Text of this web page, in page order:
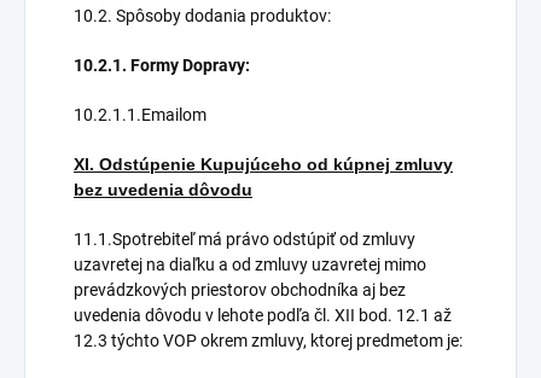
10.2. Spôsoby dodania produktov:
10.2.1. Formy Dopravy:
10.2.1.1.Emailom
XI. Odstúpenie Kupujúceho od kúpnej zmluvy
bez uvedenia dôvodu
11.1.Spotrebiteľ má právo odstúpiť od zmluvy
uzavretej na diaľku a od zmluvy uzavretej mimo
prevádzkových priestorov obchodníka aj bez
uvedenia dôvodu v lehote podľa čl. XII bod. 12.1 až
12.3 týchto VOP okrem zmluvy, ktorej predmetom je: